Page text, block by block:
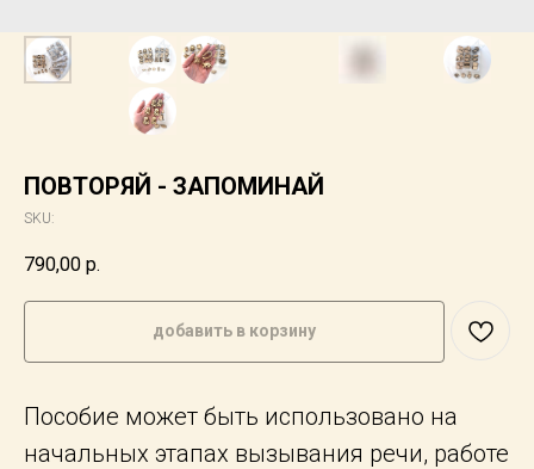
ПОВТОРЯЙ - ЗАПОМИНАЙ
SKU:
790,00 р.
добавить в корзину
Пособие может быть использовано на
начальных этапах вызывания речи, работе